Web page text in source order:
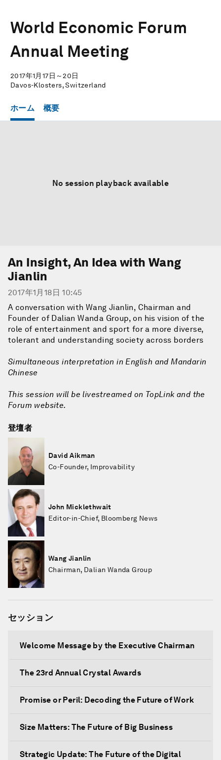
World Economic Forum
Annual Meeting
2017年1月17日～20日
Davos-Klosters, Switzerland
ホーム 概要
No session playback available
An Insight, An Idea with Wang
Jianlin
2017年1月18日 10:45
A conversation with Wang Jianlin, Chairman and
Founder of Dalian Wanda Group, on his vision of the
role of entertainment and sport for a more diverse,
tolerant and understanding society across borders
Simultaneous interpretation in English and Mandarin
Chinese
This session will be livestreamed on TopLink and the
Forum website.
登壇者
David Aikman
Co-Founder, Improvability
John Micklethwait
Editor-in-Chief, Bloomberg News
Wang Jianlin
Chairman, Dalian Wanda Group
セッション
Welcome Message by the Executive Chairman
The 23rd Annual Crystal Awards
Promise or Peril: Decoding the Future of Work
Size Matters: The Future of Big Business
Strategic Update: The Future of the Digital